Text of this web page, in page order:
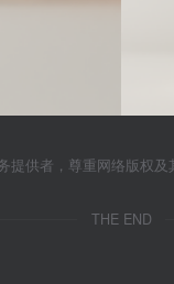
供者，尊重网络版权
THE END